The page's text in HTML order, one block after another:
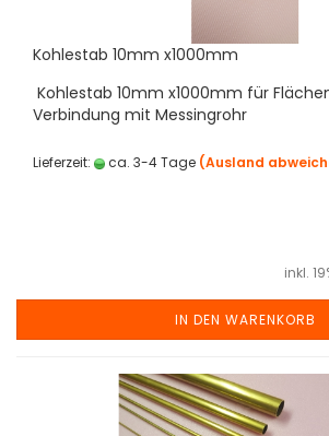
Kohlestab 10mm x1000mm
Kohlestab 10mm x1000mm für
Verbindung mit Messingrohr
Lieferzeit: ca. 3-4 Tage (Ausland
inkl.
IN DEN WARENKORB